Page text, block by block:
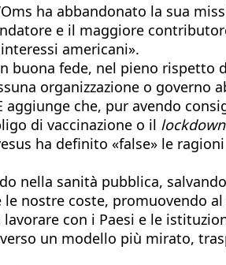
ha abbandonato la sua
e il maggiore
americani».
buona fede, nel pieno rispetto
organizzazione o governo
che, pur avendo
di vaccinazione o il lockdown
ha definito «false» le
nella sanità pubblica,
nostre coste, promuovendo al
con i Paesi e le
un modello più mirato,